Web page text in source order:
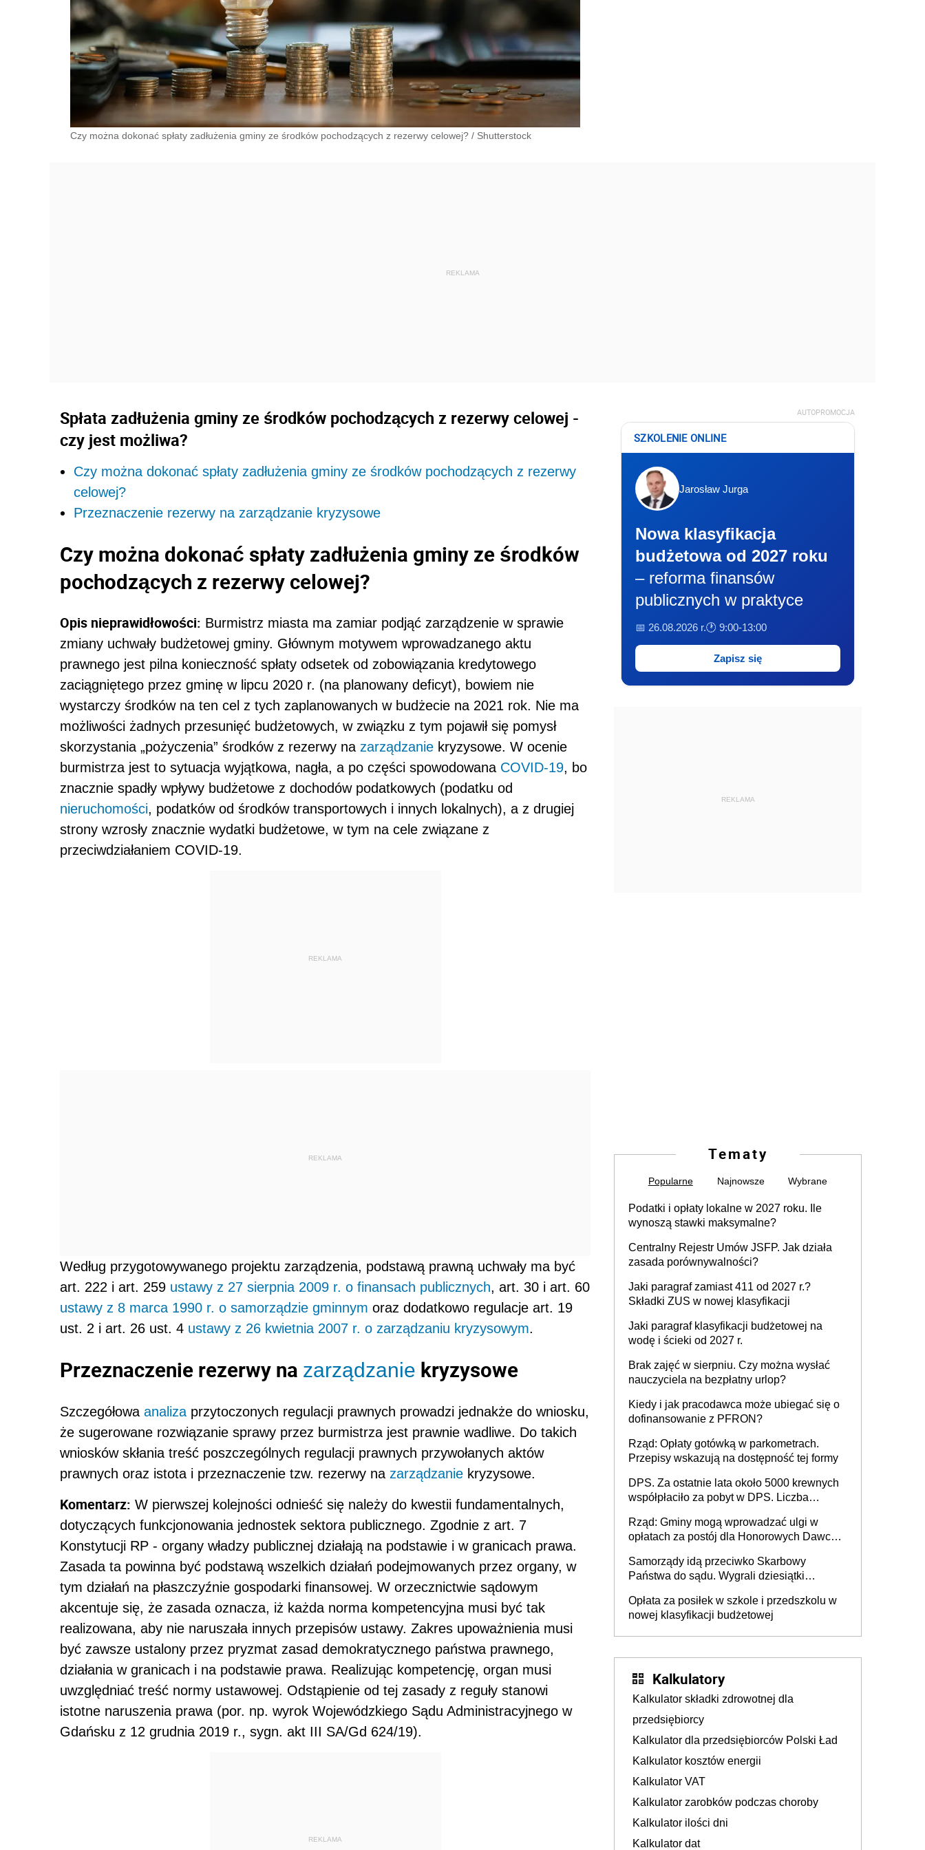
Czy można dokonać spłaty zadłużenia gminy ze środków pochodzących z rezerwy celowej? / Shutterstock
Spłata zadłużenia gminy ze środków pochodzących z rezerwy celowej -
czy jest możliwa?
Czy można dokonać spłaty zadłużenia gminy ze środków pochodzących z rezerwy
celowej?
Przeznaczenie rezerwy na zarządzanie kryzysowe
Czy można dokonać spłaty zadłużenia gminy ze środków
pochodzących z rezerwy celowej?
Opis nieprawidłowości: Burmistrz miasta ma zamiar podjąć zarządzenie w sprawie
zmiany uchwały budżetowej gminy. Głównym motywem wprowadzanego aktu
prawnego jest pilna konieczność spłaty odsetek od zobowiązania kredytowego
zaciągniętego przez gminę w lipcu 2020 r. (na planowany deficyt), bowiem nie
wystarczy środków na ten cel z tych zaplanowanych w budżecie na 2021 rok. Nie ma
możliwości żadnych przesunięć budżetowych, w związku z tym pojawił się pomysł
skorzystania „pożyczenia” środków z rezerwy na zarządzanie kryzysowe. W ocenie
burmistrza jest to sytuacja wyjątkowa, nagła, a po części spowodowana COVID-19, bo
znacznie spadły wpływy budżetowe z dochodów podatkowych (podatku od
nieruchomości, podatków od środków transportowych i innych lokalnych), a z drugiej
strony wzrosły znacznie wydatki budżetowe, w tym na cele związane z
przeciwdziałaniem COVID-19.
REKLAMA
REKLAMA
Według przygotowywanego projektu zarządzenia, podstawą prawną uchwały ma być
art. 222 i art. 259 ustawy z 27 sierpnia 2009 r. o finansach publicznych, art. 30 i art. 60
ustawy z 8 marca 1990 r. o samorządzie gminnym oraz dodatkowo regulacje art. 19
ust. 2 i art. 26 ust. 4 ustawy z 26 kwietnia 2007 r. o zarządzaniu kryzysowym.
Przeznaczenie rezerwy na zarządzanie kryzysowe
Szczegółowa analiza przytoczonych regulacji prawnych prowadzi jednakże do wniosku,
że sugerowane rozwiązanie sprawy przez burmistrza jest prawnie wadliwe. Do takich
wniosków skłania treść poszczególnych regulacji prawnych przywołanych aktów
prawnych oraz istota i przeznaczenie tzw. rezerwy na zarządzanie kryzysowe.
Komentarz: W pierwszej kolejności odnieść się należy do kwestii fundamentalnych,
dotyczących funkcjonowania jednostek sektora publicznego. Zgodnie z art. 7
Konstytucji RP - organy władzy publicznej działają na podstawie i w granicach prawa.
Zasada ta powinna być podstawą wszelkich działań podejmowanych przez organy, w
tym działań na płaszczyźnie gospodarki finansowej. W orzecznictwie sądowym
akcentuje się, że zasada oznacza, iż każda norma kompetencyjna musi być tak
realizowana, aby nie naruszała innych przepisów ustawy. Zakres upoważnienia musi
być zawsze ustalony przez pryzmat zasad demokratycznego państwa prawnego,
działania w granicach i na podstawie prawa. Realizując kompetencję, organ musi
uwzględniać treść normy ustawowej. Odstąpienie od tej zasady z reguły stanowi
istotne naruszenia prawa (por. np. wyrok Wojewódzkiego Sądu Administracyjnego w
Gdańsku z 12 grudnia 2019 r., sygn. akt III SA/Gd 624/19).
REKLAMA
AUTOPROMOCJA
SZKOLENIE ONLINE
Jarosław Jurga
Nowa klasyfikacja
budżetowa od 2027 roku
– reforma finansów
publicznych w praktyce
📅 26.08.2026 r.🕐 9:00-13:00
Zapisz się
REKLAMA
Tematy
Popularne Najnowsze Wybrane
Podatki i opłaty lokalne w 2027 roku. Ile
wynoszą stawki maksymalne?
Centralny Rejestr Umów JSFP. Jak działa
zasada porównywalności?
Jaki paragraf zamiast 411 od 2027 r.?
Składki ZUS w nowej klasyfikacji
Jaki paragraf klasyfikacji budżetowej na
wodę i ścieki od 2027 r.
Brak zajęć w sierpniu. Czy można wysłać
nauczyciela na bezpłatny urlop?
Kiedy i jak pracodawca może ubiegać się o
dofinansowanie z PFRON?
Rząd: Opłaty gotówką w parkometrach.
Przepisy wskazują na dostępność tej formy
DPS. Za ostatnie lata około 5000 krewnych
współpłaciło za pobyt w DPS. Liczba
Rząd: Gminy mogą wprowadzać ulgi w
opłatach za postój dla Honorowych Dawców
Samorządy idą przeciwko Skarbowy
Państwa do sądu. Wygrali dziesiątki
Opłata za posiłek w szkole i przedszkolu w
nowej klasyfikacji budżetowej
Kalkulatory
Kalkulator składki zdrowotnej dla
przedsiębiorcy
Kalkulator dla przedsiębiorców Polski Ład
Kalkulator kosztów energii
Kalkulator VAT
Kalkulator zarobków podczas choroby
Kalkulator ilości dni
Kalkulator dat